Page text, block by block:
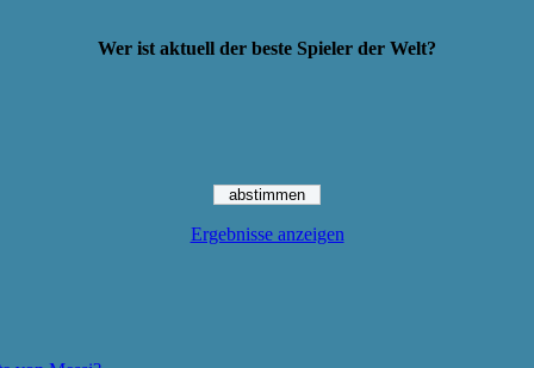
Wer ist aktuell der beste Spieler der Welt?
Ergebnisse anzeigen